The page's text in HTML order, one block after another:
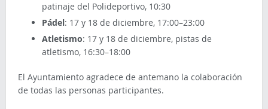
patinaje del Polideportivo, 10:30
Pádel: 17 y 18 de diciembre, 17:00–23:00
Atletismo: 17 y 18 de diciembre, pistas de
atletismo, 16:30–18:00
El Ayuntamiento agradece de antemano la colaboración
de todas las personas participantes.